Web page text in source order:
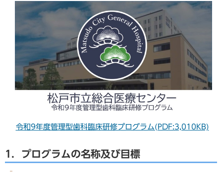
令和9年度管理型歯科臨床研修プログラム(PDF:3,010KB)
1．プログラムの名称及び目標